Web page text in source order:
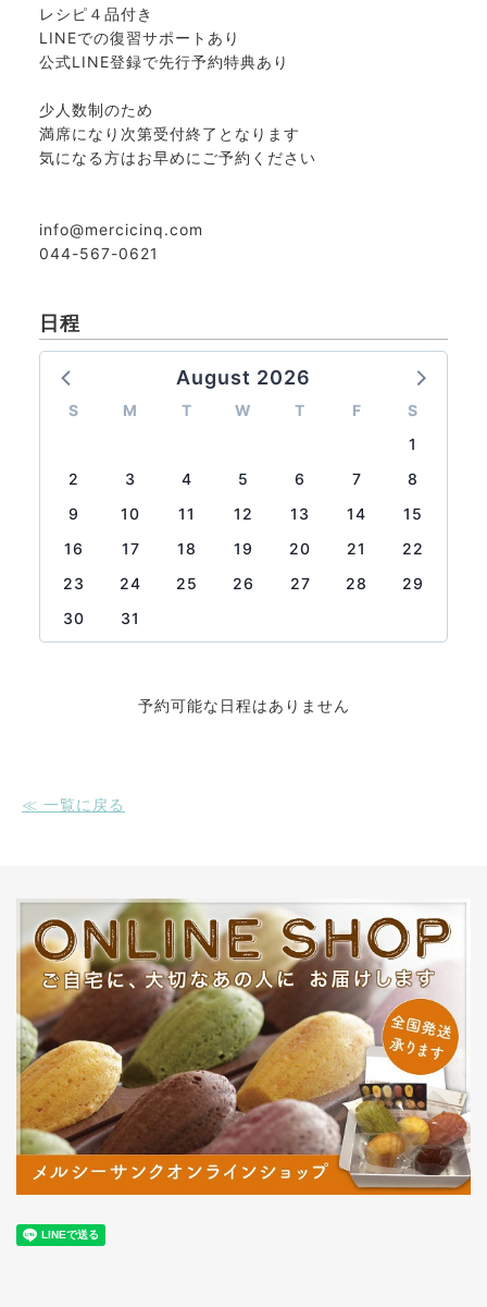
レシピ４品付き
LINEでの復習サポートあり
公式LINE登録で先行予約特典あり
少人数制のため
満席になり次第受付終了となります
気になる方はお早めにご予約ください
info@mercicinq.com
044-567-0621
日程
August 2026
S M T W T F
S
1
2
3 4 5 6 7
8
9
10 11 12 13 14
15
16
17 18 19 20 21
22
23
24 25 26 27 28
29
30
31
予約可能な日程はありません
≪ 一覧に戻る